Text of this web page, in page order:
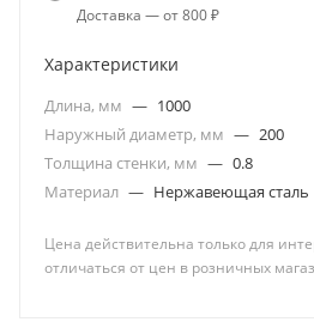
Доставка — от 800 ₽
Характеристики
Длина, мм — 1000
Наружный диаметр, мм — 200
Толщина стенки, мм — 0.8
Материал — Нержавеющая сталь
Цена действительна только для
отличаться от цен в розничных